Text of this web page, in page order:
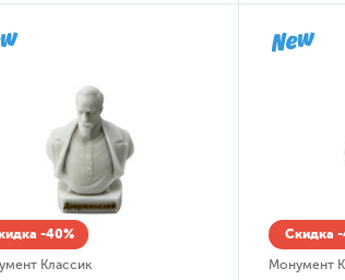
-40%
Классик
Скидка
Монумент